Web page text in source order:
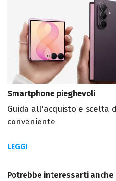
Smartphone pieghevoli
Guida all'acquisto e scelta
conveniente
LEGGI
Potrebbe interessarti anche